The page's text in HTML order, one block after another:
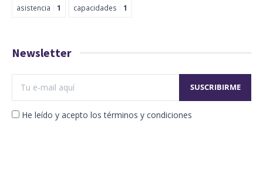
asistencia 1 capacidades 1
Newsletter
He leído y acepto los términos y condiciones